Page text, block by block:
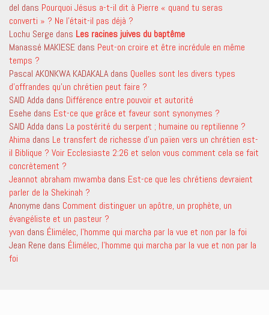
del dans Pourquoi Jésus a-t-il dit à Pierre « quand tu seras
converti » ? Ne l’était-il pas déjà ?
Lochu Serge dans Les racines juives du baptême
Manassé MAKIESE dans Peut-on croire et être incrédule en même
temps ?
Pascal AKONKWA KADAKALA dans Quelles sont les divers types
d’offrandes qu’un chrétien peut faire ?
SAID Adda dans Différence entre pouvoir et autorité
Esehe dans Est-ce que grâce et faveur sont synonymes ?
SAID Adda dans La postérité du serpent ; humaine ou reptilienne ?
Ahima dans Le transfert de richesse d’un païen vers un chrétien est-
il Biblique ? Voir Ecclesiaste 2:26 et selon vous comment cela se fait
concrètement ?
Jeannot abraham mwamba dans Est-ce que les chrétiens devraient
parler de la Shekinah ?
Anonyme dans Comment distinguer un apôtre, un prophète, un
évangéliste et un pasteur ?
yvan dans Élimélec, l’homme qui marcha par la vue et non par la foi
Jean Rene dans Élimélec, l’homme qui marcha par la vue et non par la
foi